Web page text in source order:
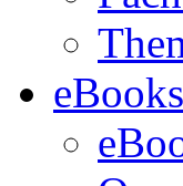
eBooks